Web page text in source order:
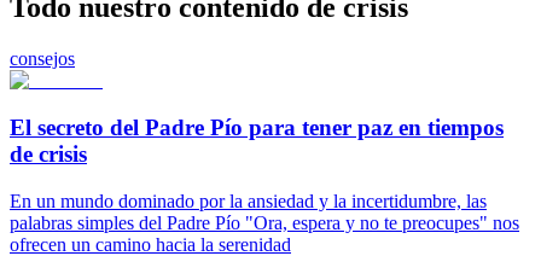
Todo nuestro contenido de crisis
consejos
El secreto del Padre Pío para tener paz en tiempos
de crisis
En un mundo dominado por la ansiedad y la incertidumbre, las
palabras simples del Padre Pío "Ora, espera y no te preocupes" nos
ofrecen un camino hacia la serenidad